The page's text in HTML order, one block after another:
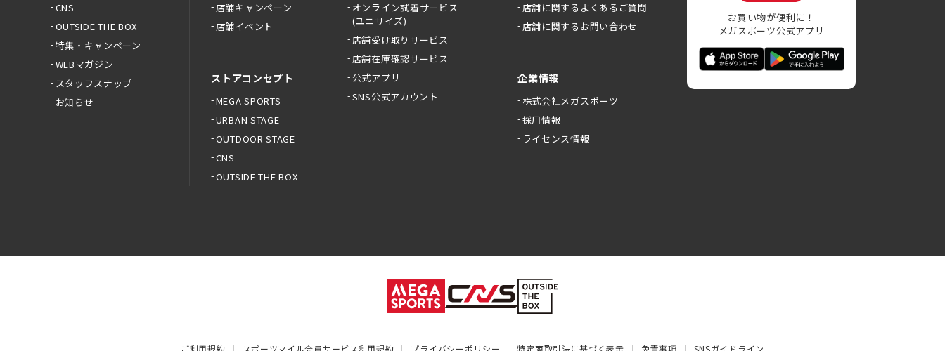
CNS
OUTSIDE THE BOX
特集・キャンペーン
WEBマガジン
スタッフスナップ
お知らせ
店舗キャンペーン
店舗イベント
ストアコンセプト
MEGA SPORTS
URBAN STAGE
OUTDOOR STAGE
CNS
OUTSIDE THE BOX
オンライン試着サービス
(ユニサイズ)
店舗受け取りサービス
店舗在庫確認サービス
公式アプリ
SNS公式アカウント
店舗に関するよくあるご質問
店舗に関するお問い合わせ
企業情報
株式会社メガスポーツ
採用情報
ライセンス情報
お買い物が便利に！
メガスポーツ公式アプリ
ご利用規約 スポーツマイル会員サービス利用規約 プライバシーポリシー 特定商取引法に基づく表示 免責事項 SNSガイドライン